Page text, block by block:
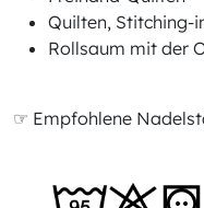
Quilten, Stitching-
Rollsaum mit der
☞ Empfohlene